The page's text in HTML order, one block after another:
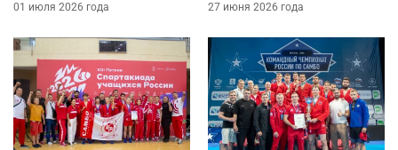
01 июля 2026 года 27 июня 2026 года